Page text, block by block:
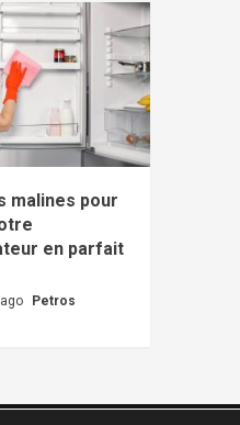
malines pour
en parfait
Petros